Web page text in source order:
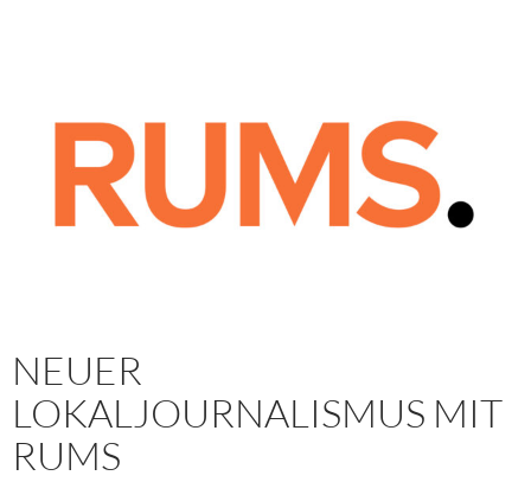
NEUER
LOKALJOURNALISMUS MIT
RUMS